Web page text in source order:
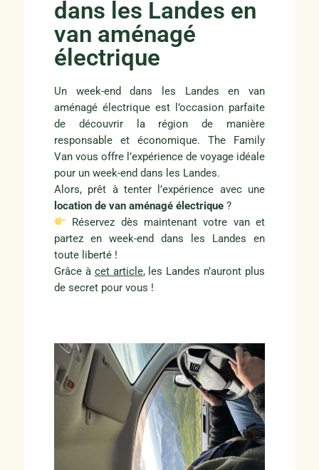
dans les Landes en
van aménagé
électrique
Un week-end dans les Landes en van
aménagé électrique est l’occasion parfaite
de découvrir la région de manière
responsable et économique. The Family
Van vous offre l’expérience de voyage idéale
pour un week-end dans les Landes.
Alors, prêt à tenter l’expérience avec une
location de van aménagé électrique?
Réservez dès maintenant votre van et
partez en week-end dans les Landes en
toute liberté !
Grâce à cet article, les Landes n’auront plus
de secret pour vous !